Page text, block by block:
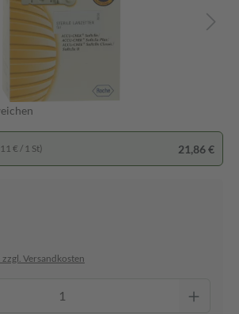
€ / 1 St) 21,86 €
zzgl. Versandkosten